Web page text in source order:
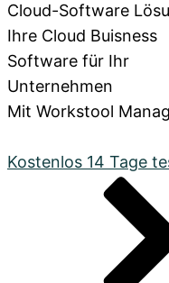
Erfasse deine Zeiten
Lexikon
Bei uns im Lexikon
Roadmap & Ideen
Eine klare Roadmap
Cloud-Software
Ihre Cloud Buisness
Software für Ihr
Unternehmen
Mit Workstool
Kostenlos 14 Tage